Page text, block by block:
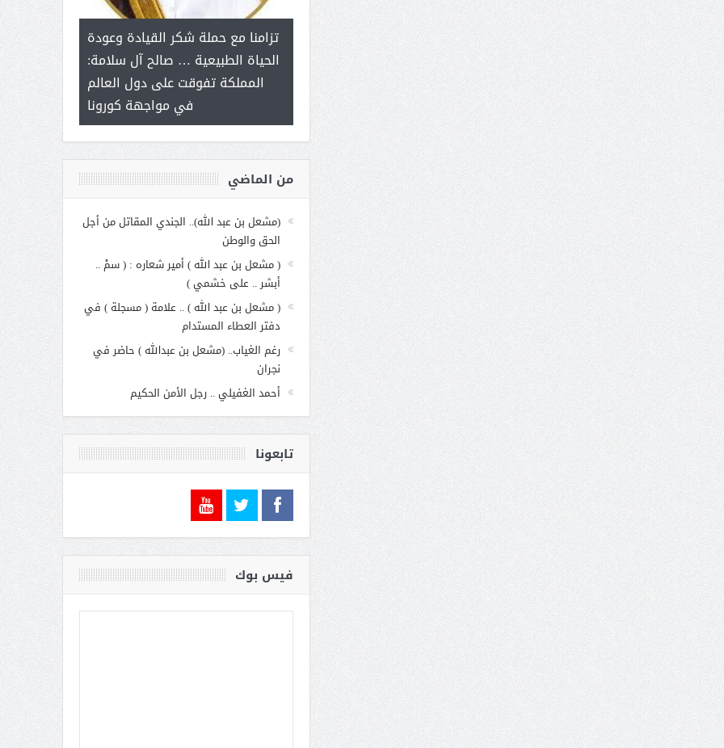
للإبداع
مع الأمين
بنت
تزامنا مع حملة شكر القيادة وعودة
الحياة الطبيعية … صالح آل سلامة:
المملكة تفوقت على دول العالم
في مواجهة كورونا
رئيس غرفة نجران محيميد آل شرمه:
الانتخابات لن تؤثر على برامج
المجلس والشفافية هي أساس
عملنا
عضو مجلس الشارقة الرياضي
والمدير السابق للأكاديمية الأولمبية
في الامارات د . عبد الملك جاني :
منتدى ( اكتشاف المواهب
الاجتماعية ) فرصة للتوأمة بين
الرياضة والعمل الاجتماعي
من الماضي
(مشعل بن عبد الله).. الجندي المقاتل من أجل
الحق والوطن
( مشعل بن عبد الله ) أمير شعاره : ( سمْ ..
أبشر .. على خشمي )
( مشعل بن عبد الله ) .. علامة ( مسجلة ) في
دفتر العطاء المستدام
رغم الغياب.. (مشعل بن عبدالله ) حاضر في
نجران
أحمد الغفيلي .. رجل الأمن الحكيم
تابعونا
فيس بوك